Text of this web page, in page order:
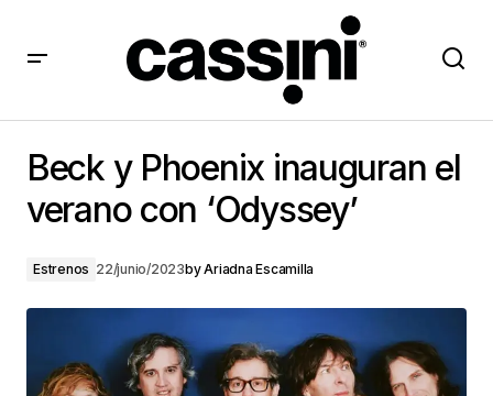
Beck y Phoenix inauguran el
verano con ‘Odyssey’
Estrenos 22/junio/2023byAriadna Escamilla